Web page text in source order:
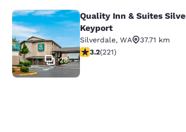
Quality Inn & Suites
28
Quality Inn & Suites
Keyport
Silverdale, WA
37.71 km
3.2 étoiles. Bien. 221
3.2(221)